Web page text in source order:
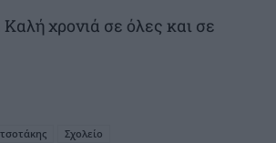
χρονιά σε όλες και σε
Σχολείο